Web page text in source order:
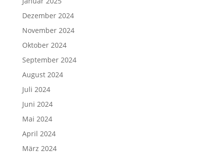
Dezember 2024
November 2024
Oktober 2024
September 2024
August 2024
Juli 2024
Juni 2024
Mai 2024
April 2024
März 2024